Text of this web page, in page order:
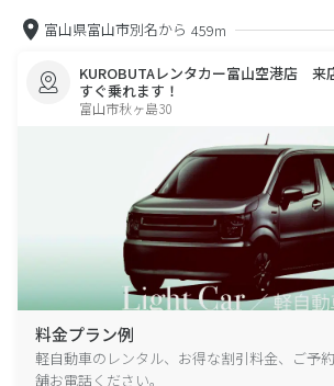
富山県富山市別名から 459m
KUROBUTAレンタカー富山空港店 来
すぐ乗れます！
富山市秋ヶ島30
料金プラン例
軽自動車のレンタル、お得な割引料金、ご予
舗お電話ください。